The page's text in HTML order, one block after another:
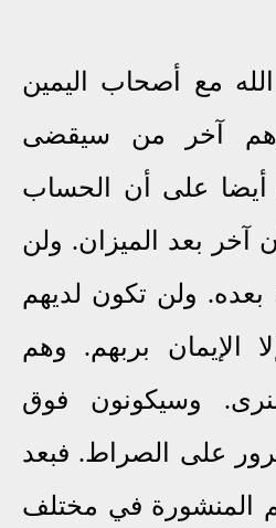
مع أصحاب اليمين
آخر من سيقضى
أيضا على أن الحساب
آخر بعد الميزان. ولن
. ولن تكون لديهم
الإيمان بربهم. وهم
.
وسيكونون فوق
على الصراط. فبعد
المنشورة في مختلف